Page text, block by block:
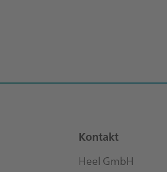
Kontakt
Heel GmbH